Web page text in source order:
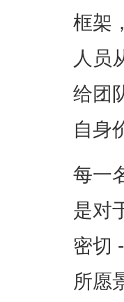
框架
人员
给团
自身
每一
是对
密切
所愿